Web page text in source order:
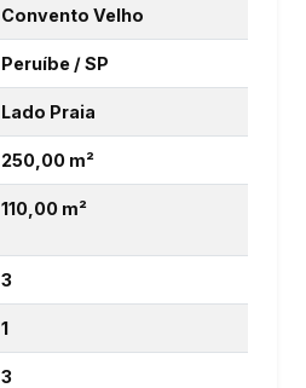
Convento Velho
Peruíbe / SP
Lado Praia
250,00 m²
110,00 m²
3
1
3